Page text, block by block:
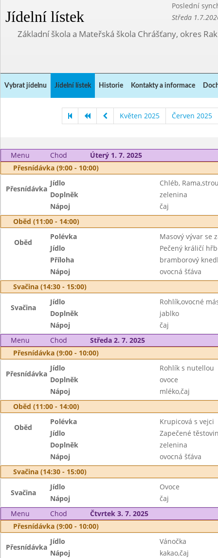
Jídelní lístek
Poslední
Středa
Základní škola a Mateřská škola Chrášťany, okres
Vybrat jídelnu Jídelní lístek Historie Kontakty a informace
Květen 2025 Červen 2025
Menu Chod
Úterý 1. 7. 2025
Přesnídávka (9:00 - 10:00)
Přesnídávka
Jídlo
Chléb,
Doplněk
zelenina
Nápoj
čaj
Oběd (11:00 - 14:00)
Oběd
Polévka
Masový vývar se
Jídlo
Pečený králičí
Příloha
bramborový
Nápoj
ovocná šťáva
Svačina (14:30 - 15:00)
Svačina
Jídlo
Rohlík,ovocné
Doplněk
jablko
Nápoj
čaj
Menu
Chod
Středa 2. 7. 2025
Přesnídávka (9:00 - 10:00)
Přesnídávka
Jídlo
Rohlík s nutellou
Doplněk
ovoce
Nápoj
mléko,čaj
Oběd (11:00 - 14:00)
Oběd
Polévka
Krupicová s vejci
Jídlo
Zapečené
Doplněk
zelenina
Nápoj
ovocná šťáva
Svačina (14:30 - 15:00)
Svačina
Jídlo
Ovoce
Nápoj
čaj
Menu
Chod
Čtvrtek 3. 7. 2025
Přesnídávka (9:00 - 10:00)
Přesnídávka
Jídlo
Vánočka
Nápoj
kakao,čaj